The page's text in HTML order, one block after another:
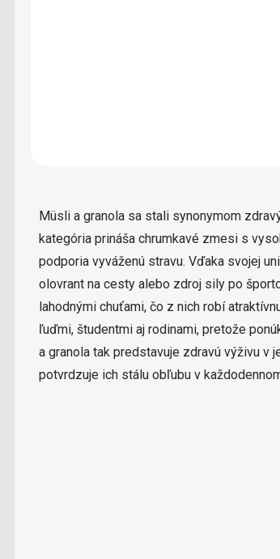
Müsli a granola sa stali synonymom
kategória prináša chrumkavé zmesi s
podporia vyváženú stravu. Vďaka svojej
olovrant na cesty alebo zdroj sily po
lahodnými chuťami, čo z nich robí
ľuďmi, študentmi aj rodinami, pretože
a granola tak predstavuje zdravú výživu v
potvrdzuje ich stálu obľubu v